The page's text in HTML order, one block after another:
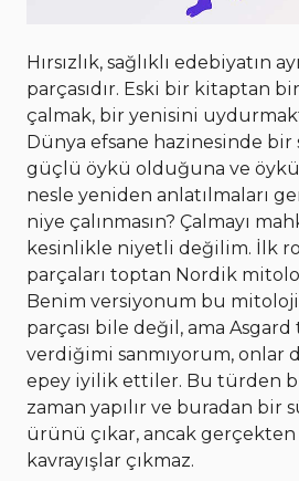
Hırsızlık, sağlıklı edebiyatın
parçasıdır. Eski bir kitaptan
çalmak, bir yenisini
Dünya efsane hazinesinde
güçlü öykü olduğuna ve
nesle yeniden anlatılmaları
niye çalınmasın? Çalmayı
kesinlikle niyetli değilim. İlk
parçaları toptan Nordik
Benim versiyonum bu
parçası bile değil, ama Asgard
verdiğimi sanmıyorum, onlar
epey iyilik ettiler. Bu türden
zaman yapılır ve buradan bir
ürünü çıkar, ancak gerçekten
kavrayışlar çıkmaz.